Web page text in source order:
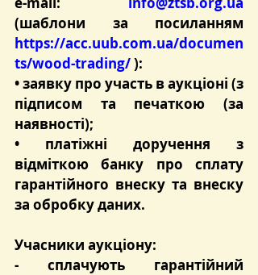
https://acc.uub.com.ua/documen
ts/wood-trading/ ):
• заявку про участь в аукціоні (з
підписом та печаткою (за
наявності);
• платіжні доручення з
відміткою банку про сплату
гарантійного внеску та внеску
за обробку даних.
Учасники аукціону:
- сплачують гарантійний